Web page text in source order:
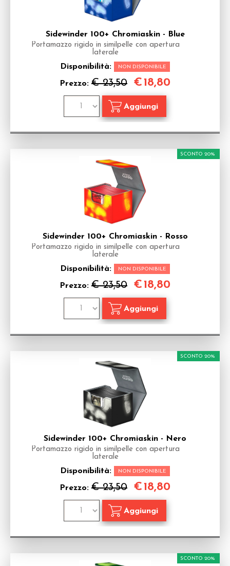
Sidewinder 100+ Chromiaskin - Blue
Portamazzo rigido in similpelle con apertura
laterale
Disponibilità: NON DISPONIBILE
Prezzo: € 23,50 €18,80
Sidewinder 100+ Chromiaskin - Rosso
Portamazzo rigido in similpelle con apertura
laterale
Disponibilità: NON DISPONIBILE
Prezzo: € 23,50
SCONTO 20%
€18,80
Sidewinder 100+ Chromiaskin - Nero
Portamazzo rigido in similpelle con apertura
laterale
Disponibilità: NON DISPONIBILE
Prezzo: € 23,50
SCONTO 20%
€18,80
SCONTO 20%